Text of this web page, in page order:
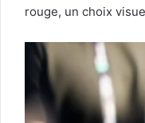
rouge, un choix